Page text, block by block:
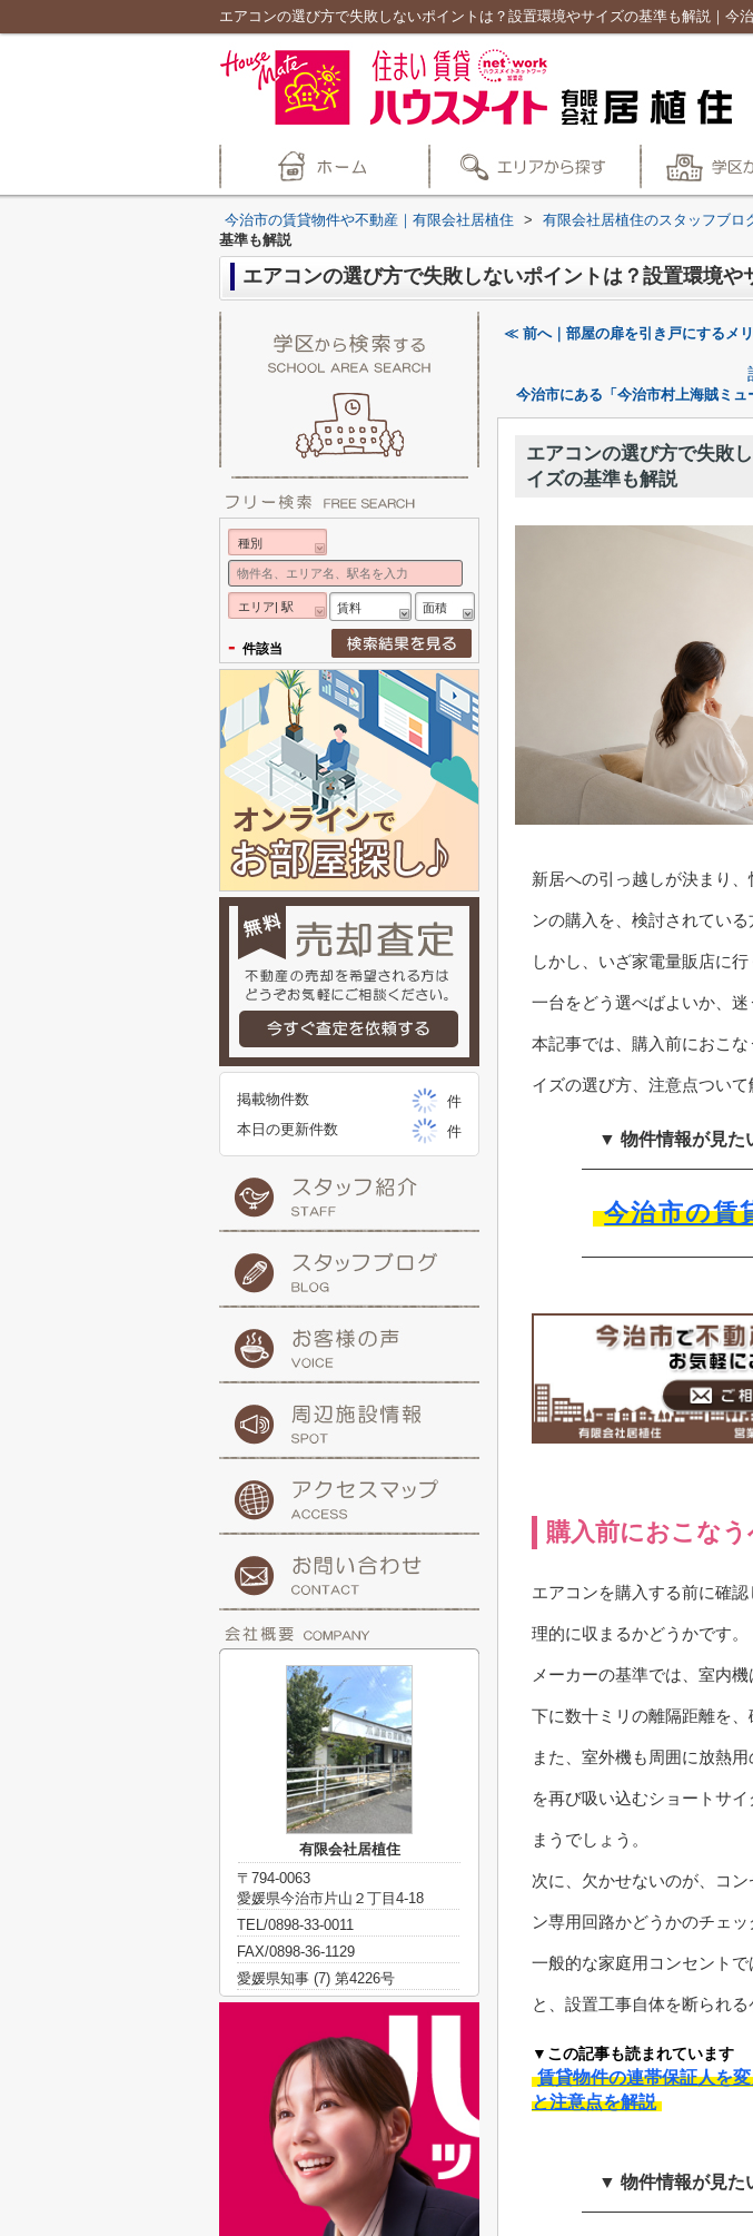
エアコンの選び方で失敗しないポイントは？設置環境やサイズの基準も解説｜今
今治市の賃貸物件や不動産｜有限会社居植住 > 有限会社居植住のスタッフブロ
基準も解説
エアコンの選び方で失敗しないポイントは？設置環境や
≪ 前へ｜部屋の扉を引き戸にするメ
今治市にある「今治市村上海賊ミ
エアコンの選び方で失敗
イズの基準も解説
新居への引っ越しが決まり
ンの購入を、検討されてい
しかし、いざ家電量販店に
一台をどう選べばよいか、迷
本記事では、購入前におこ
イズの選び方、注意点ついて
▼ 物件情報が見た
今治市の賃
購入前におこな
エアコンを購入する前に確
理的に収まるかどうかです。
メーカーの基準では、室内
下に数十ミリの離隔距離を、
また、室外機も周囲に放熱
を再び吸い込むショートサ
まうでしょう。
次に、欠かせないのが、コ
ン専用回路かどうかのチェッ
一般的な家庭用コンセント
と、設置工事自体を断られる
▼この記事も読まれています
賃貸物件の連帯保証人を
と注意点を解説
▼ 物件情報が見た
種別
エリア| 駅 賃料 面積
- 件該当
掲載物件数
件
本日の更新件数
件
有限会社居植住
〒794-0063
愛媛県今治市片山２丁目4-18
TEL/0898-33-0011
FAX/0898-36-1129
愛媛県知事 (7) 第4226号